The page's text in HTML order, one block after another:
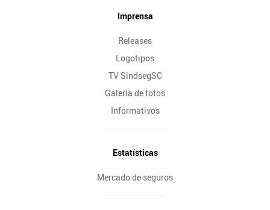
Imprensa
Releases
Logotipos
TV SindsegSC
Galeria de fotos
Informativos
Estatísticas
Mercado de seguros